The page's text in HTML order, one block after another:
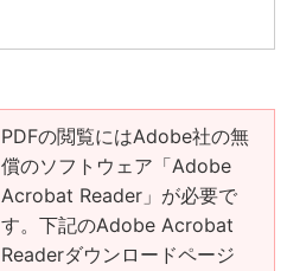
PDFの閲覧にはAdobe社の無
償のソフトウェア「Adobe
Acrobat Reader」が必要で
す。下記のAdobe Acrobat
Readerダウンロードページ